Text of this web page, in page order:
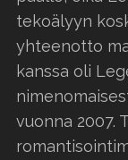
tekoälyyn
yhteenotto
kanssa oli
vuonna 2007.